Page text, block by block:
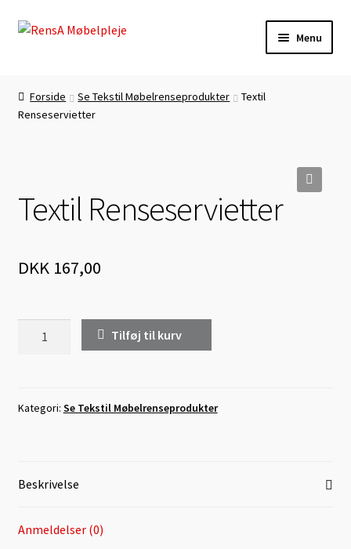
Spring
Spring
Menu
Autolæder-Farvning
Daglig Pasning
Lædermøbel-Farvning
Lugt-Bekæmpelse
Om læder
Om os
Forside Se Tekstil Møbelrenseprodukter
Textil
Renseservietter
Textil Renseservietter
DKK167,00
Renseservietter
Tilføj til kurv
Kategori: Se Tekstil Møbelrenseprodukter
Beskrivelse
Anmeldelser (0)